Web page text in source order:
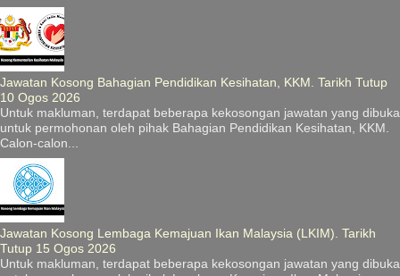
Jawatan Kosong Bahagian Pendidikan Kesihatan, KKM. Tarikh Tutup
10 Ogos 2026
Untuk makluman, terdapat beberapa kekosongan jawatan yang dibuka
untuk permohonan oleh pihak Bahagian Pendidikan Kesihatan, KKM.
Calon-calon...
Jawatan Kosong Lembaga Kemajuan Ikan Malaysia (LKIM). Tarikh
Tutup 15 Ogos 2026
Untuk makluman, terdapat beberapa kekosongan jawatan yang dibuka